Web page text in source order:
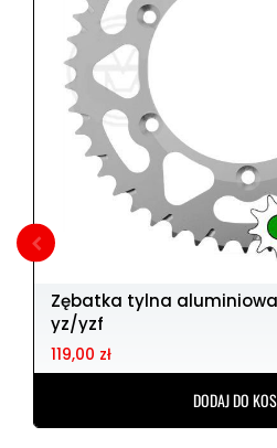
Zębatka tylna aluminiowa ESJOT 48t YAMAHA
yz/yzf
119,00 zł
DODAJ DO